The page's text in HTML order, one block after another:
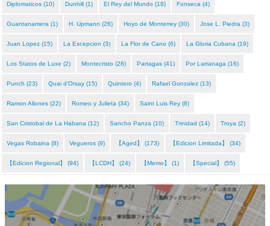
Diplomaticos (10) Dunhill (1) El Rey del Mundo (18) Fonseca (4)
Guantanamera (1) H. Upmann (26) Hoyo de Monterrey (30) Jose L. Piedra (3)
Juan Lopez (15) La Escepcion (3) La Flor de Cano (6) La Gloria Cubana (19)
Los Statos de Luxe (2) Montecristo (28) Partagas (41) Por Larranaga (16)
Punch (23) Quai d'Orsay (15) Quintero (4) Rafael Gonzalez (13)
Ramon Allones (22) Romeo y Julieta (34) Saint Luis Rey (8)
San Cristobal de La Habana (12) Sancho Panza (10) Trinidad (14) Troya (2)
Vegas Robaina (8) Vegueros (9) 【Aged】 (173) 【Edicion Limitada】 (34)
【Edicion Regional】 (94) 【LCDH】 (24) 【Memo】 (1) 【Special】 (55)